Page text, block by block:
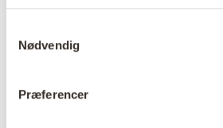
Nødvendig
Præferencer
Colli: 1 Stk
Farve:
VIGTIGT hvert produkt
Størrelse: